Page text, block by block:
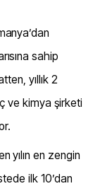
sahip
yıllık 2
ve kimya şirketi
yılın en zengin
ilk 10’dan